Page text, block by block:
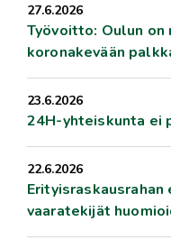
27.6.2026
Työvoitto: Oulun
koronakevään
23.6.2026
24H-yhteiskunta ei
22.6.2026
vaaratekijät